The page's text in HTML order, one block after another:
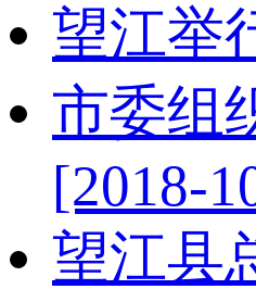
望江举
市委组
[2018-
望江县